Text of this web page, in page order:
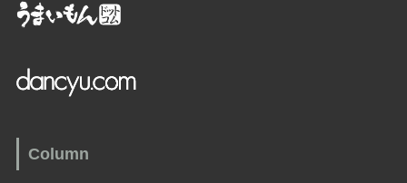
Column